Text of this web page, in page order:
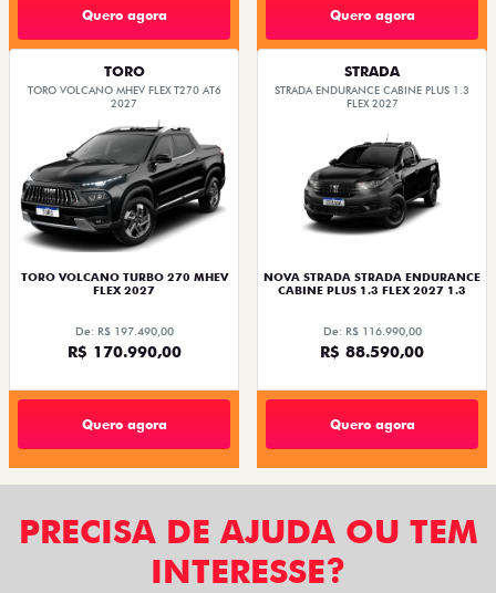
Quero agora Quero agora
TORO
TORO VOLCANO MHEV FLEX T270 AT6
2027
TORO VOLCANO TURBO 270 MHEV
FLEX 2027
De: R$ 197.490,00
R$ 170.990,00
Quero agora
STRADA
STRADA ENDURANCE CABINE PLUS 1.3
FLEX 2027
NOVA STRADA STRADA ENDURANCE
CABINE PLUS 1.3 FLEX 2027 1.3
De: R$ 116.990,00
R$ 88.590,00
Quero agora
PRECISA DE AJUDA OU TEM
INTERESSE?